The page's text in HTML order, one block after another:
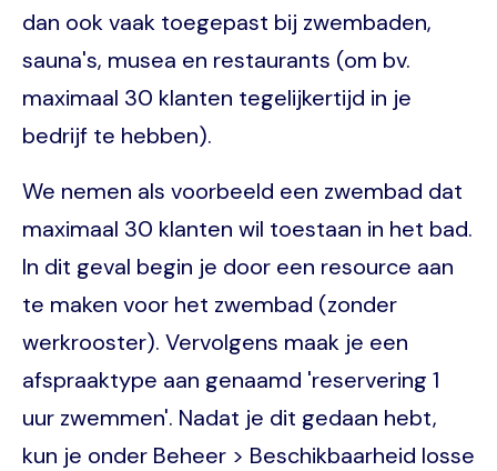
dan ook vaak toegepast bij zwembaden,
sauna's, musea en restaurants (om bv.
maximaal 30 klanten tegelijkertijd in je
bedrijf te hebben).
We nemen als voorbeeld een zwembad dat
maximaal 30 klanten wil toestaan in het bad.
In dit geval begin je door een resource aan
te maken voor het zwembad (zonder
werkrooster). Vervolgens maak je een
afspraaktype aan genaamd 'reservering 1
uur zwemmen'. Nadat je dit gedaan hebt,
kun je onder Beheer > Beschikbaarheid losse